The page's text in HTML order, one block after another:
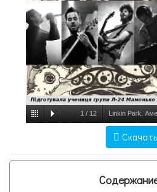
1 / 12 Linkin Park.
Скачать